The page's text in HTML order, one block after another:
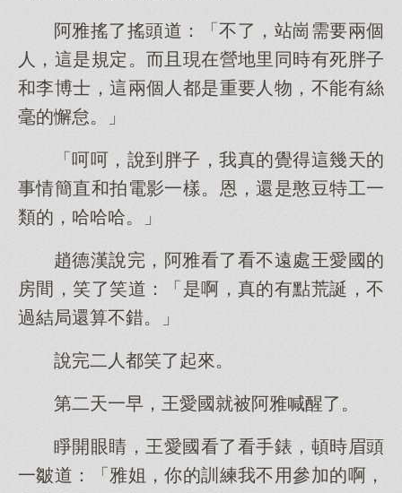
阿雅搖了搖頭道：「不了，站崗需要兩個
人，這是規定。而且現在營地里同時有死胖子
和李博士，這兩個人都是重要人物，不能有絲
毫的懈怠。」
「呵呵，說到胖子，我真的覺得這幾天的
事情簡直和拍電影一樣。恩，還是憨豆特工一
類的，哈哈哈。」
趙德漢說完，阿雅看了看不遠處王愛國的
房間，笑了笑道：「是啊，真的有點荒誕，不
過結局還算不錯。」
說完二人都笑了起來。
第二天一早，王愛國就被阿雅喊醒了。
睜開眼睛，王愛國看了看手錶，頓時眉頭
一皺道：「雅姐，你的訓練我不用參加的啊，